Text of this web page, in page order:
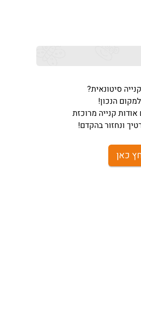
סיטונאית?
הנכון!
קנייה מרוכזת
ונחזור בהקדם!
כאן